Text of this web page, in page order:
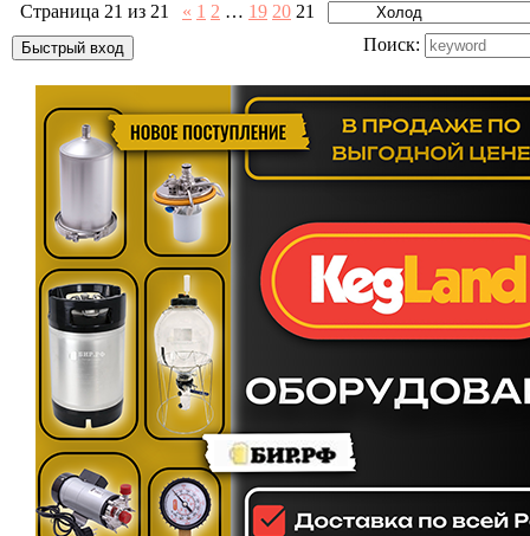
Страница 21 из 21 « 1 2 … 19 20 21
Поиск: